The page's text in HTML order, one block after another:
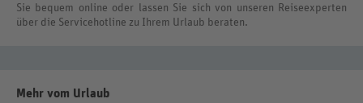
Sie bequem online oder lassen Sie sich von unseren Reiseexperten
über die Servicehotline zu Ihrem Urlaub beraten.
Mehr vom Urlaub